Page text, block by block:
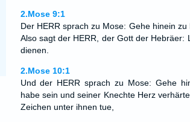
2.Mose 9:1
Der HERR sprach zu Mose: Gehe hinein
Also sagt der HERR, der Gott der Hebräer:
dienen.
2.Mose 10:1
Und der HERR sprach zu Mose: Gehe
habe sein und seiner Knechte Herz
Zeichen unter ihnen tue,